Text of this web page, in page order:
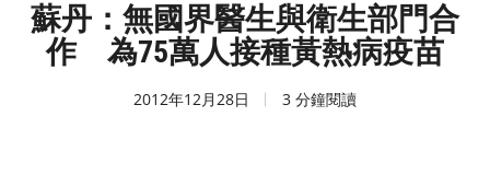
蘇丹：無國界醫生與衛生部門合
作 為75萬人接種黃熱病疫苗
2012年12月28日 3 分鐘閱讀